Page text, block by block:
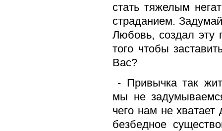
стать тяжелым
страданием.
Любовь, создал эту
того чтобы
Вас?
- Привычка так
мы не
чего нам не
безбедное